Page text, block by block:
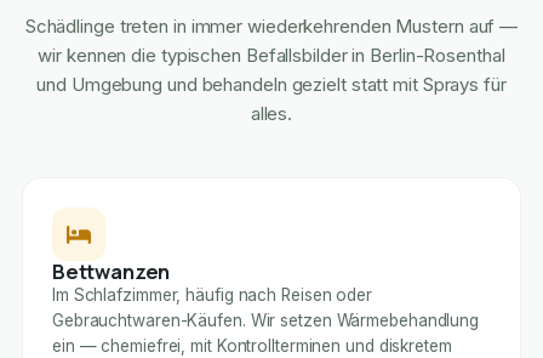
Schädlinge treten in immer wiederkehrenden Mustern auf —
wir kennen die typischen Befallsbilder in Berlin-Rosenthal
und Umgebung und behandeln gezielt statt mit Sprays für
alles.
Bettwanzen
Im Schlafzimmer, häufig nach Reisen oder
Gebrauchtwaren-Käufen. Wir setzen Wärmebehandlung
ein — chemiefrei, mit Kontrollterminen und diskretem